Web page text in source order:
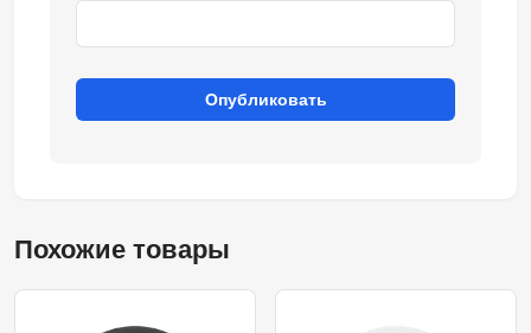
Опубликовать
Похожие товары